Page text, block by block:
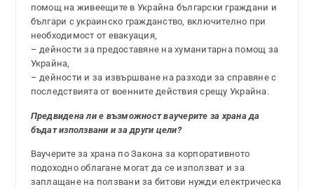
помощ на живеещите в Украйна български граждани и
българи с украинско гражданство, вклю­чително при
необходимост от евакуация,
– дейности за предоставяне на хуманитарна помощ за
Украйна,
– дейности и за извършване на разходи за справяне с
последствията от военните действия срещу Украйна.
Предвидена ли е възможност ваучерите за храна да
бъдат използвани и за други цели?
Ваучерите за храна по Закона за корпоративното
подоходно облагане могат да се използват и за
заплащане на ползвани за битови нужди електрическа